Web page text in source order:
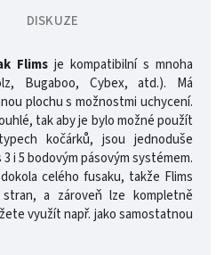
DISKUZE
Flimsje kompatibilní s mnoha
Bugaboo, Cybex, atd.). Má
plochu s možnostmi uchycení.
tak aby je bylo možné použít
kočárků, jsou jednoduše
i 5 bodovým pásovým systémem.
celého fusaku, takže Flims
a zároveň lze kompletně
využít např. jako samostatnou